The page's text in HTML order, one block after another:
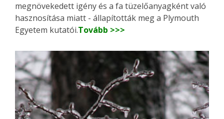
megnövekedett igény és a fa tüzelőanyagként való
hasznosítása miatt - állapították meg a Plymouth
Egyetem kutatói.Tovább >>>